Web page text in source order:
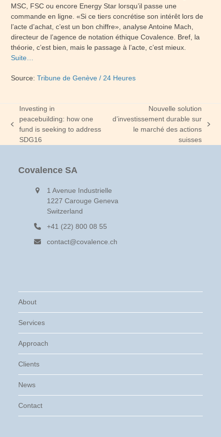
MSC, FSC ou encore Energy Star lorsqu’il passe une
commande en ligne. «Si ce tiers concrétise son intérêt lors de
l’acte d’achat, c’est un bon chiffre», analyse Antoine Mach,
directeur de l’agence de notation éthique Covalence. Bref, la
théorie, c’est bien, mais le passage à l’acte, c’est mieux.
Suite…
Source:Tribune de Genève / 24 Heures
previous
post:
Investing in
peacebuilding: how one
fund is seeking to address
SDG16
Nouvelle solution
d’investissement durable sur
le marché des actions
suisses
Covalence SA
1 Avenue Industrielle
1227 Carouge Geneva
Switzerland
+41 (22) 800 08 55
contact@covalence.ch
About
Services
Approach
Clients
News
Contact